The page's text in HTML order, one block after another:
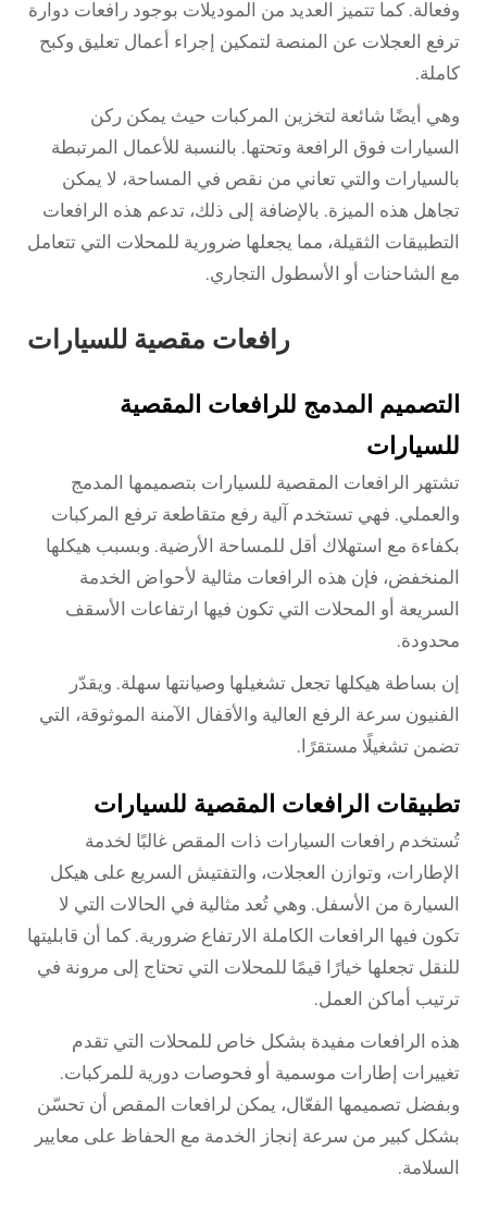
وفعالة. كما تتميز العديد من الموديلات بوجود رافعات دوارة
ترفع العجلات عن المنصة لتمكين إجراء أعمال تعليق وكبح
كاملة.
وهي أيضًا شائعة لتخزين المركبات حيث يمكن ركن
السيارات فوق الرافعة وتحتها. بالنسبة للأعمال المرتبطة
بالسيارات والتي تعاني من نقص في المساحة، لا يمكن
تجاهل هذه الميزة. بالإضافة إلى ذلك، تدعم هذه الرافعات
التطبيقات الثقيلة، مما يجعلها ضرورية للمحلات التي تتعامل
مع الشاحنات أو الأسطول التجاري.
رافعات مقصية للسيارات
التصميم المدمج للرافعات المقصية
للسيارات
تشتهر الرافعات المقصية للسيارات بتصميمها المدمج
والعملي. فهي تستخدم آلية رفع متقاطعة ترفع المركبات
بكفاءة مع استهلاك أقل للمساحة الأرضية. وبسبب هيكلها
المنخفض، فإن هذه الرافعات مثالية لأحواض الخدمة
السريعة أو المحلات التي تكون فيها ارتفاعات الأسقف
محدودة.
إن بساطة هيكلها تجعل تشغيلها وصيانتها سهلة. ويقدّر
الفنيون سرعة الرفع العالية والأقفال الآمنة الموثوقة، التي
تضمن تشغيلًا مستقرًا.
تطبيقات الرافعات المقصية للسيارات
تُستخدم رافعات السيارات ذات المقص غالبًا لخدمة
الإطارات، وتوازن العجلات، والتفتيش السريع على هيكل
السيارة من الأسفل. وهي تُعد مثالية في الحالات التي لا
تكون فيها الرافعات الكاملة الارتفاع ضرورية. كما أن قابليتها
للنقل تجعلها خيارًا قيمًا للمحلات التي تحتاج إلى مرونة في
ترتيب أماكن العمل.
هذه الرافعات مفيدة بشكل خاص للمحلات التي تقدم
تغييرات إطارات موسمية أو فحوصات دورية للمركبات.
وبفضل تصميمها الفعّال، يمكن لرافعات المقص أن تحسّن
بشكل كبير من سرعة إنجاز الخدمة مع الحفاظ على معايير
السلامة.